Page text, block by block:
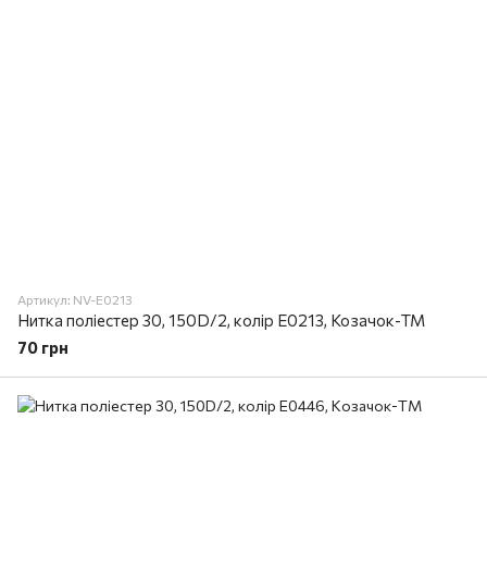
Артикул: NV-E0213
Нитка поліестер 30, 150D/2, колір E0213, Козачок-ТМ
70 грн